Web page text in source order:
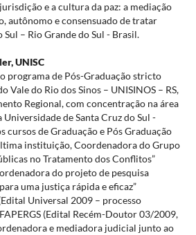
e a cultura da paz: a mediação
autônomo e consensuado de tratar
Sul – Rio Grande do Sul - Brasil.
UNISC
programa de Pós-Graduação stricto
Vale do Rio dos Sinos – UNISINOS – RS,
Regional, com concentração na área
de Santa Cruz do Sul -
cursos de Graduação e Pós Graduação
instituição, Coordenadora do Grupo
no Tratamento dos Conflitos”
do projeto de pesquisa
uma justiça rápida e eficaz”
Universal 2009 – processo
(Edital Recém-Doutor 03/2009,
e mediadora judicial junto ao